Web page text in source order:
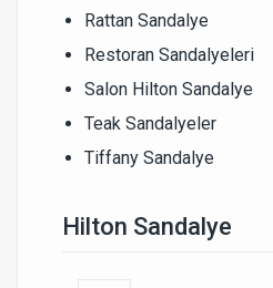
Rattan Sandalye
Restoran Sandalyeleri
Salon Hilton Sandalye
Teak Sandalyeler
Tiffany Sandalye
Hilton Sandalye